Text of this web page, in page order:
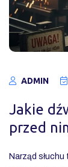
ADMIN
Jakie
przed
Narząd